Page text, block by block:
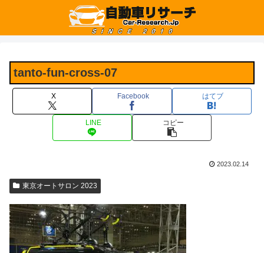
tanto-fun-cross-07
X Facebook はてブ
LINE コピー
2023.02.14
東京オートサロン 2023